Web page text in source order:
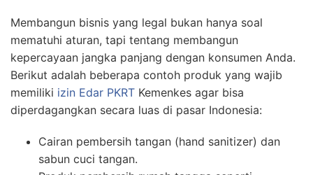
Membangun bisnis yang legal bukan hanya soal
mematuhi aturan, tapi tentang membangun
kepercayaan jangka panjang dengan konsumen Anda.
Berikut adalah beberapa contoh produk yang wajib
memiliki izin Edar PKRT Kemenkes agar bisa
diperdagangkan secara luas di pasar Indonesia:
Cairan pembersih tangan (hand sanitizer) dan
sabun cuci tangan.